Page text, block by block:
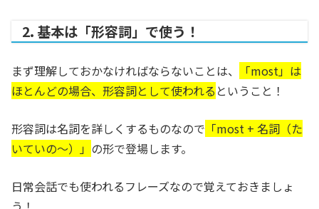
2. 基本は「形容詞」で使う！
まず理解しておかなければならないことは、
「most」は
ほとんどの場合、形容詞として使われる ということ！
形容詞は名詞を詳しくするものなので 「most + 名詞（た
いていの～）」 の形で登場します。
日常会話でも使われるフレーズなので覚えておきましょ